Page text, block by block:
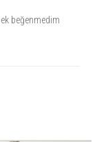
beğenmedim